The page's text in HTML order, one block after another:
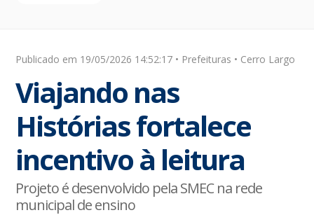
Publicado em 19/05/2026 14:52:17 • Prefeituras • Cerro Largo
Viajando nas
Histórias fortalece
incentivo à leitura
Projeto é desenvolvido pela SMEC na rede
municipal de ensino